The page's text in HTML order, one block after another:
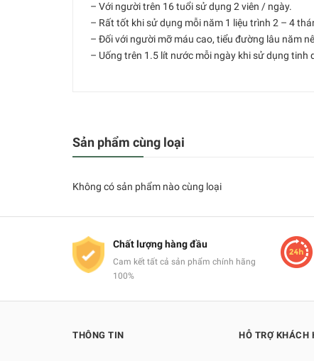
– Với người trên 16 tuổi sử dụng 2 viên / ngày.
– Rất tốt khi sử dụng mỗi năm 1 liệu trình 2 – 4
– Đối với người mỡ máu cao, tiểu đường lâu năm
– Uống trên 1.5 lít nước mỗi ngày khi sử dụng
Sản phẩm cùng loại
Không có sản phẩm nào cùng loại
Chất lượng hàng đầu
Cam kết tất cả sản phẩm chính hãng
100%
THÔNG TIN HỖ TRỢ KHÁCH